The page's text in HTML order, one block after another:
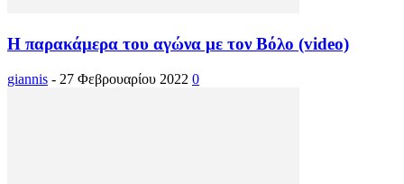
Η παρακάμερα του αγώνα με τον Βόλο (video)
giannis - 27 Φεβρουαρίου 2022 0